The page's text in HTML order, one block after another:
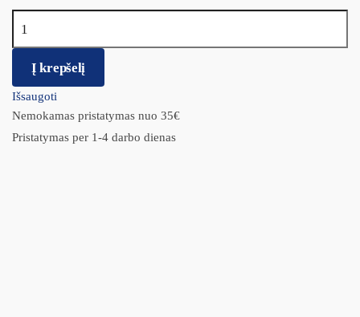
Į krepšelį
Išsaugoti
Nemokamas pristatymas nuo 35€
Pristatymas per 1-4 darbo dienas